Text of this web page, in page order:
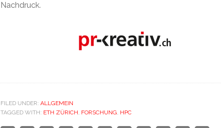
Nachdruck.
FILED UNDER: ALLGEMEIN
TAGGED WITH: ETH ZÜRICH, FORSCHUNG, HPC